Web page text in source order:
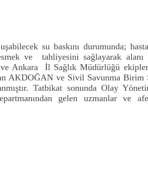
su baskını durumunda;
ve tahliyesini sağlayarak
ve Ankara İl Sağlık Müdürlüğü
AKDOĞAN ve Sivil Savunma
Tatbikat sonunda Olay
gelen uzmanlar ve